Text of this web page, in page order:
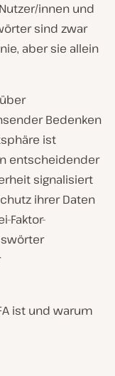
innen und
sind zwar
aber sie allein
Bedenken
ist
entscheidender
signalisiert
ihrer Daten
Faktor-
ist und warum